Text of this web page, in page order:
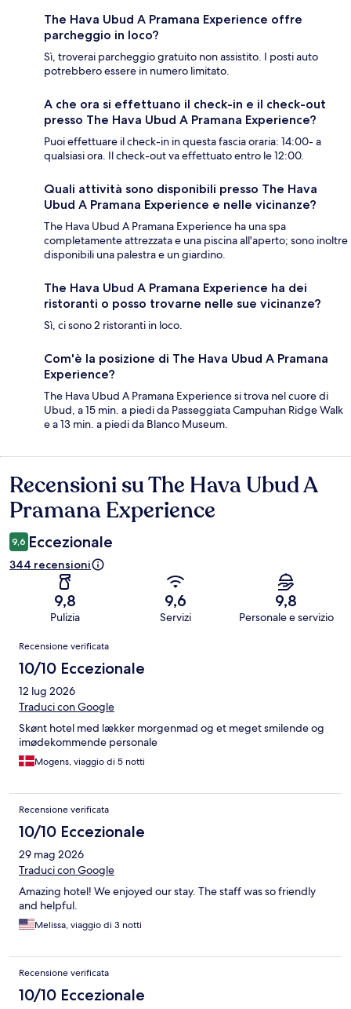
The Hava Ubud A Pramana Experience offre
parcheggio in loco?
Sì, troverai parcheggio gratuito non assistito. I posti auto
potrebbero essere in numero limitato.
A che ora si effettuano il check-in e il check-out
presso The Hava Ubud A Pramana Experience?
Puoi effettuare il check-in in questa fascia oraria: 14:00- a
qualsiasi ora. Il check-out va effettuato entro le 12:00.
Quali attività sono disponibili presso The Hava
Ubud A Pramana Experience e nelle vicinanze?
The Hava Ubud A Pramana Experience ha una spa
completamente attrezzata e una piscina all'aperto; sono inoltre
disponibili una palestra e un giardino.
The Hava Ubud A Pramana Experience ha dei
ristoranti o posso trovarne nelle sue vicinanze?
Sì, ci sono 2 ristoranti in loco.
Com'è la posizione di The Hava Ubud A Pramana
Experience?
The Hava Ubud A Pramana Experience si trova nel cuore di
Ubud, a 15 min. a piedi da Passeggiata Campuhan Ridge Walk
e a 13 min. a piedi da Blanco Museum.
Recensioni
Recensioni su The Hava Ubud A
Pramana Experience
9,6 Eccezionale
344 recensioni
9,8
Pulizia
9,6
Servizi
9,8
Personale e servizio
Recensioni
Recensione verificata
10/10 Eccezionale
12 lug 2026
Traduci con Google
Skønt hotel med lækker morgenmad og et meget smilende og
imødekommende personale
Mogens, viaggio di 5 notti
Recensione verificata
10/10 Eccezionale
29 mag 2026
Traduci con Google
Amazing hotel! We enjoyed our stay. The staff was so friendly
and helpful.
Melissa, viaggio di 3 notti
Recensione verificata
10/10 Eccezionale